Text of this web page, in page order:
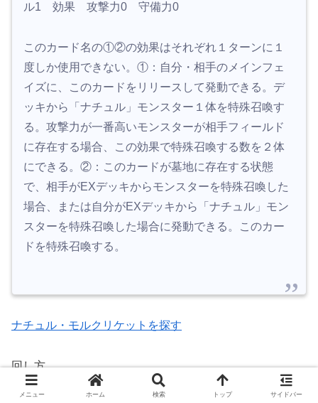
ル1 効果 攻撃力0 守備力0
このカード名の①②の効果はそれぞれ１ターンに１
度しか使用できない。①：自分・相手のメインフェ
イズに、このカードをリリースして発動できる。デ
ッキから「ナチュル」モンスター１体を特殊召喚す
る。攻撃力が一番高いモンスターが相手フィールド
に存在する場合、この効果で特殊召喚する数を２体
にできる。②：このカードが墓地に存在する状態
で、相手がEXデッキからモンスターを特殊召喚した
場合、または自分がEXデッキから「ナチュル」モン
スターを特殊召喚した場合に発動できる。このカー
ドを特殊召喚する。
ナチュル・モルクリケットを探す
回し方
メニュー ホーム 検索 トップ サイドバー